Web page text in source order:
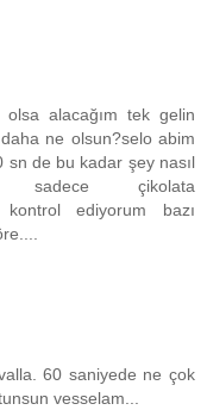
alacağım tek gelin
ne olsun?selo abim
sn de bu kadar şey nasıl
sadece çikolata
kontrol ediyorum bazı
60 saniyede ne çok
vesselam...